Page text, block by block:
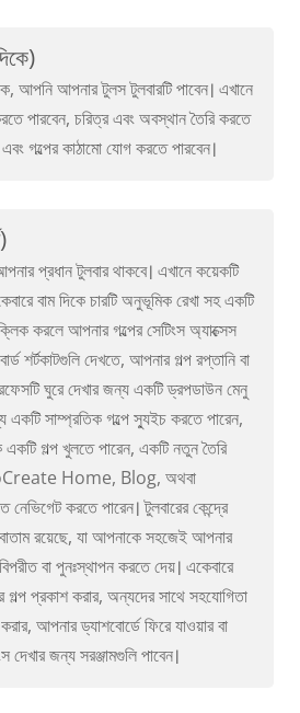
আপনি আপনার টুলস টুলবারটি পাবেন। এখানে
পারবেন, চরিত্র এবং অবস্থান তৈরি করতে
গল্পের কাঠামো যোগ করতে পারবেন।
প্রধান টুলবার থাকবে। এখানে কয়েকটি
বাম দিকে চারটি অনুভূমিক রেখা সহ একটি
করলে আপনার গল্পের সেটিংস অ্যাক্সেস
শর্টকাটগুলি দেখতে, আপনার গল্প রপ্তানি বা
ঘুরে দেখার জন্য একটি ড্রপডাউন মেনু
সাম্প্রতিক গল্পে স্যুইচ করতে পারেন,
গল্প খুলতে পারেন, একটি নতুন তৈরি
Home, Blog, অথবা
করতে পারেন। টুলবারের কেন্দ্রে
রয়েছে, যা আপনাকে সহজেই আপনার
বা পুনঃস্থাপন করতে দেয়। একেবারে
প্রকাশ করার, অন্যদের সাথে সহযোগিতা
আপনার ড্যাশবোর্ডে ফিরে যাওয়ার বা
দেখার জন্য সরঞ্জামগুলি পাবেন।